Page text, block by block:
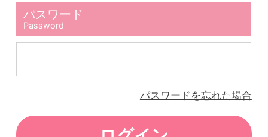
パスワード
Password
パスワードを忘れた場合